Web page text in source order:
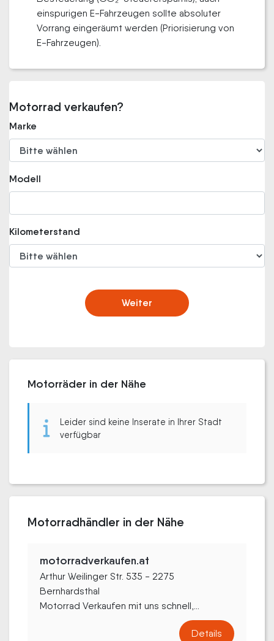
einspurigen E-Fahrzeugen sollte absoluter
Vorrang eingeräumt werden (Priorisierung von
E-Fahrzeugen).
Motorrad verkaufen?
Marke
Modell
Kilometerstand
Weiter
Motorräder in der Nähe
Leider sind keine Inserate in Ihrer Stadt
verfügbar
Motorradhändler in der Nähe
motorradverkaufen.at
Arthur Weilinger Str. 535 - 2275
Bernhardsthal
Motorrad Verkaufen mit uns schnell,...
Details